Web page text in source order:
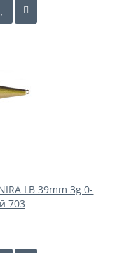
LB 39mm 3g 0-
703